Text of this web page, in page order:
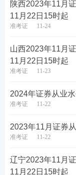
团队汇总整理出
习，证券三色笔
册、数字考点、
赶紧来下载吧！
陕西2023年11月
11月22日15时起
准考证 11-24
山西2023年11月
11月22日15时起
准考证 11-23
2024年证券从业
准考证 11-22
2023年11月证券
准考证 11-22
辽宁2023年11月
11月22日15时起